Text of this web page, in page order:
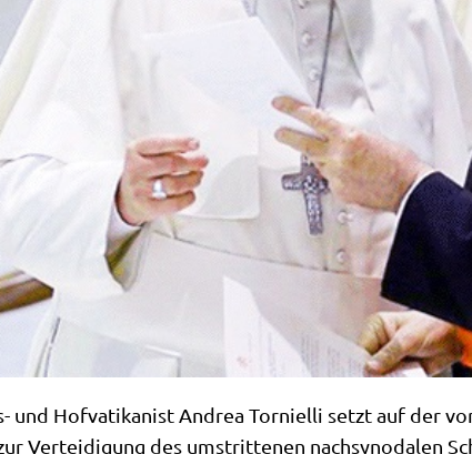
und Hof­va­ti­ka­nist Andrea Tor­ni­el­li setzt auf der
Ver­tei­di­gung des umstrit­te­nen nach­syn­oda­len